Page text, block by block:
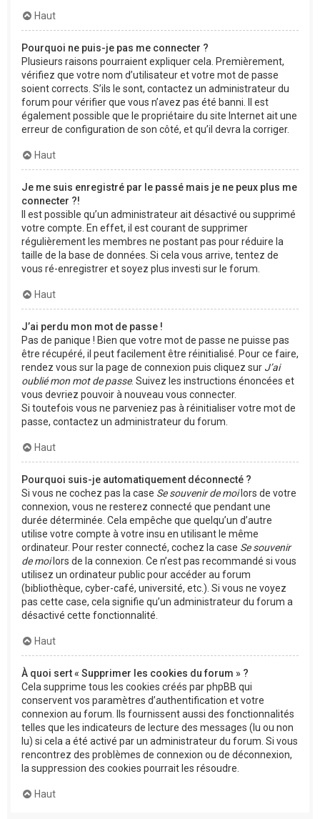
Haut
Pourquoi ne puis-je pas me connecter ?
Plusieurs raisons pourraient expliquer cela. Premièrement,
vérifiez que votre nom d’utilisateur et votre mot de passe
soient corrects. S’ils le sont, contactez un administrateur du
forum pour vérifier que vous n’avez pas été banni. Il est
également possible que le propriétaire du site Internet ait une
erreur de configuration de son côté, et qu’il devra la corriger.
Haut
Je me suis enregistré par le passé mais je ne peux plus me
connecter ?!
Il est possible qu’un administrateur ait désactivé ou supprimé
votre compte. En effet, il est courant de supprimer
régulièrement les membres ne postant pas pour réduire la
taille de la base de données. Si cela vous arrive, tentez de
vous ré-enregistrer et soyez plus investi sur le forum.
Haut
J’ai perdu mon mot de passe !
Pas de panique ! Bien que votre mot de passe ne puisse pas
être récupéré, il peut facilement être réinitialisé. Pour ce faire,
rendez vous sur la page de connexion puis cliquez sur J’ai
oublié mon mot de passe. Suivez les instructions énoncées et
vous devriez pouvoir à nouveau vous connecter.
Si toutefois vous ne parveniez pas à réinitialiser votre mot de
passe, contactez un administrateur du forum.
Haut
Pourquoi suis-je automatiquement déconnecté ?
Si vous ne cochez pas la case Se souvenir de moilors de votre
connexion, vous ne resterez connecté que pendant une
durée déterminée. Cela empêche que quelqu’un d’autre
utilise votre compte à votre insu en utilisant le même
ordinateur. Pour rester connecté, cochez la case Se souvenir
de moilors de la connexion. Ce n’est pas recommandé si vous
utilisez un ordinateur public pour accéder au forum
(bibliothèque, cyber-café, université, etc.). Si vous ne voyez
pas cette case, cela signifie qu’un administrateur du forum a
désactivé cette fonctionnalité.
Haut
À quoi sert « Supprimer les cookies du forum » ?
Cela supprime tous les cookies créés par phpBB qui
conservent vos paramètres d’authentification et votre
connexion au forum. Ils fournissent aussi des fonctionnalités
telles que les indicateurs de lecture des messages (lu ou non
lu) si cela a été activé par un administrateur du forum. Si vous
rencontrez des problèmes de connexion ou de déconnexion,
la suppression des cookies pourrait les résoudre.
Haut